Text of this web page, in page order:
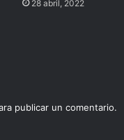
28 abril, 2022
publicar un comentario.